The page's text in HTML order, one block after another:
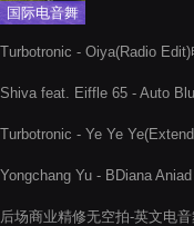
国际电音舞
Turbotronic - Oiya(Radio Edit)
Shiva feat. Eiffle 65 - Auto
Turbotronic - Ye Ye
Yongchang Yu - BDiana
后场商业精修无空拍-英文电